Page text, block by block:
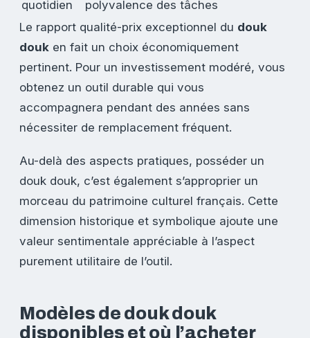
quotidien
polyvalence des tâches
Le rapport qualité-prix exceptionnel du douk
douk en fait un choix économiquement
pertinent. Pour un investissement modéré, vous
obtenez un outil durable qui vous
accompagnera pendant des années sans
nécessiter de remplacement fréquent.
Au-delà des aspects pratiques, posséder un
douk douk, c’est également s’approprier un
morceau du patrimoine culturel français. Cette
dimension historique et symbolique ajoute une
valeur sentimentale appréciable à l’aspect
purement utilitaire de l’outil.
Modèles de douk douk
disponibles et où l’acheter